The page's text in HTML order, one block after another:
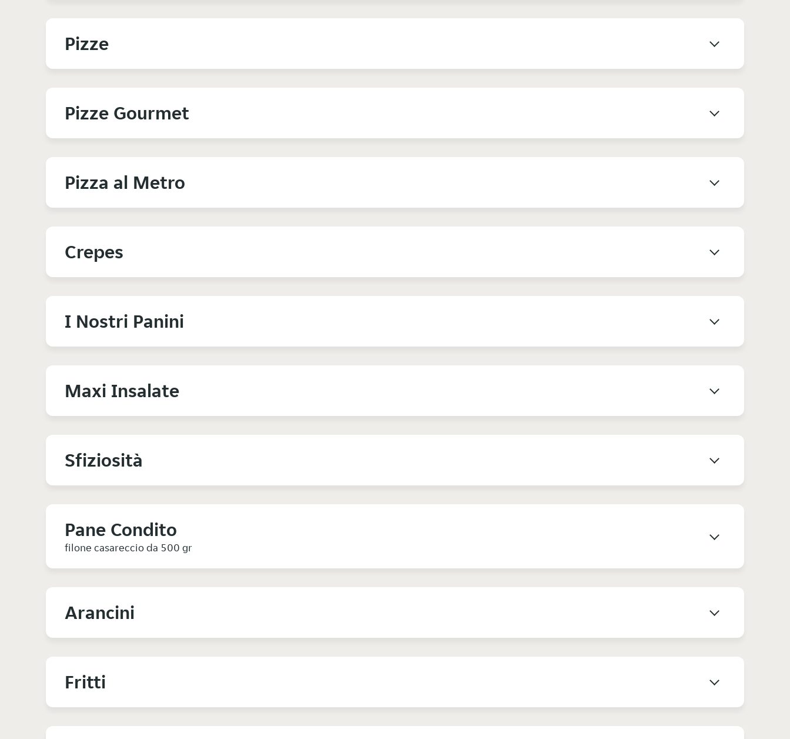
Pizze
Pizze Gourmet
Pizza al Metro
Crepes
I Nostri Panini
Maxi Insalate
Sfiziosità
Pane Condito
filone casareccio da 500 gr
Arancini
Fritti